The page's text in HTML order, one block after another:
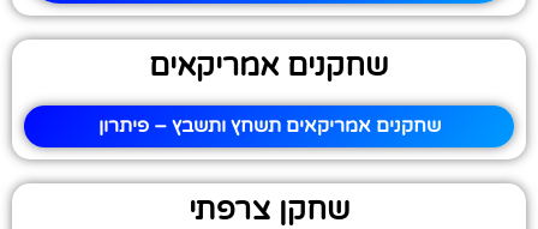
שחקנים אמריקאים
שחקנים אמריקאים תשחץ ותשבץ – פיתרון
שחקן צרפתי